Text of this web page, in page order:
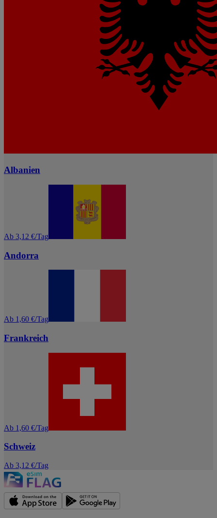
Albanien
Ab 3,12 €/Tag
Andorra
Ab 1,60 €/Tag
Frankreich
Ab 1,60 €/Tag
Schweiz
Ab 3,12 €/Tag